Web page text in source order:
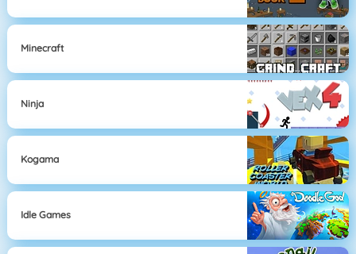
Minecraft
Ninja
Kogama
Idle Games